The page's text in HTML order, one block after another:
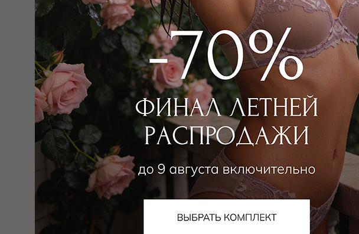
Wild Orchid — коллекции собственного
бренда
Купальники
Новинки
Мужской ассортимент
Белье
Одежда для спорта
Домашняя одежда
Пляжная одежда
О нас
Магазины
Контакты
Новости
Прием товара на комиссию
Стать партнером